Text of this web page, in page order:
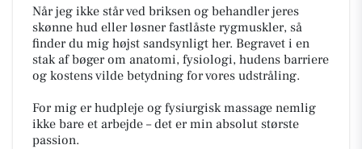
Når jeg ikke står ved briksen og behandler jeres
skønne hud eller løsner fastlåste rygmuskler, så
finder du mig højst sandsynligt her. Begravet i en
stak af bøger om anatomi, fysiologi, hudens barriere
og kostens vilde betydning for vores udstråling.
For mig er hudpleje og fysiurgisk massage nemlig
ikke bare et arbejde – det er min absolut største
passion.